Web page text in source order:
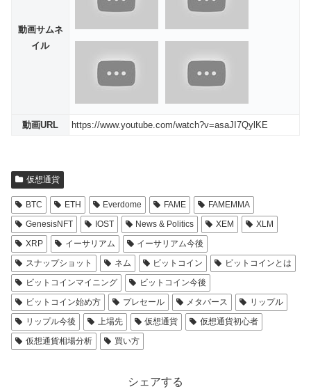
動画サムネ
イル
動画URL https://www.youtube.com/watch?v=asaJI7QylKE
仮想通貨
BTC ETH Everdome FAME
FAMEMMA
GenesisNFT
IOST News & Politics XEM
XLM
XRP
イーサリアム
イーサリアム今後
スナップショット
ネム ビットコイン
ビットコインとは
ビットコインマイニング
ビットコイン今後
ビットコイン始め方
プレセール メタバース
リップル
リップル今後
上場先 仮想通貨
仮想通貨初心者
仮想通貨相場分析
買い方
シェアする